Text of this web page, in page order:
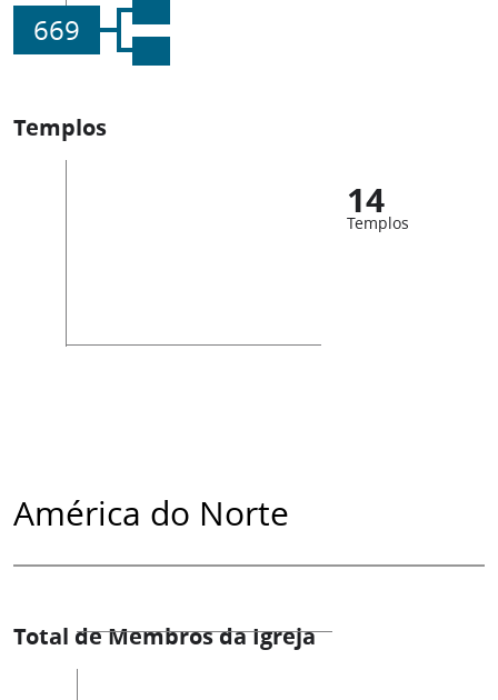
669
Templos
14
Templos
América do Norte
Total de Membros da Igreja